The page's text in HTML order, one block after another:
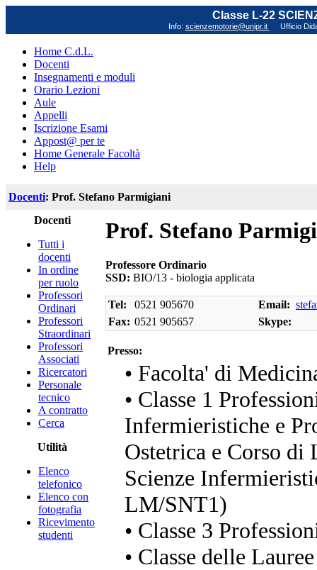
Classe L-22
Info: scienzemotorie@unipr.it Ufficio
Home C.d.L.
Docenti
Insegnamenti e moduli
Orario Lezioni
Aule
Appelli
Iscrizione Esami
Appost@ per te
Home Generale Facoltà
Help
Docenti: Prof. Stefano Parmigiani
Docenti
Tutti i
docenti
In ordine
per ruolo
Professori
Ordinari
Professori
Straordinari
Professori
Associati
Ricercatori
Personale
tecnico
A contratto
Cerca
Utilità
Elenco
telefonico
Elenco con
fotografia
Ricevimento
studenti
Prof. Stefano
Professore Ordinario
SSD: BIO/13 - biologia applicata
Tel: 0521 905670 Email:
Fax: 0521 905657 Skype:
Presso:
• Facolta' di
• Classe 1
Infermieristiche e
Ostetrica e Corso di
Scienze
LM/SNT1)
• Classe 3
• Classe delle